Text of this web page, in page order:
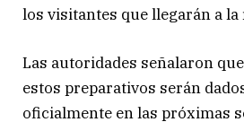
los visitantes que llegarán a la
Las autoridades señalaron
estos preparativos serán
oficialmente en las próximas